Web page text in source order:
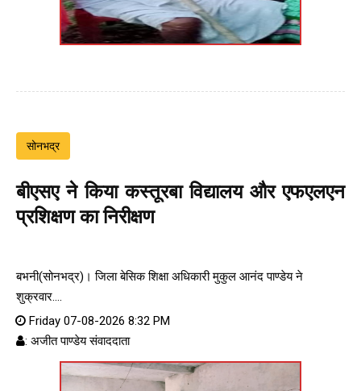
सोनभद्र
बीएसए ने किया कस्तूरबा विद्यालय और एफएलएन
प्रशिक्षण का निरीक्षण
बभनी(सोनभद्र)। जिला बेसिक शिक्षा अधिकारी मुकुल आनंद पाण्डेय ने
शुक्रवार....
Friday 07-08-2026 8:32 PM
: अजीत पाण्डेय संवाददाता